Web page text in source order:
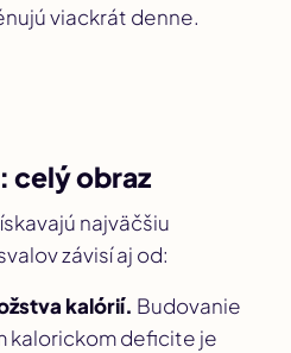
viackrát denne.
celý obraz
najväčšiu
závisí aj od:
kalórií. Budovanie
kalorickom deficite je